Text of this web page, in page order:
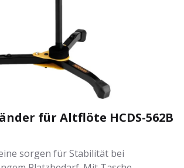
für Altflöte HCDS-562B
sorgen für Stabilität bei